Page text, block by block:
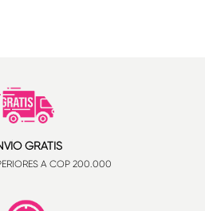
GRATIS
A COP 200.000